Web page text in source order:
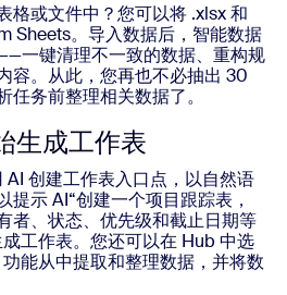
格或文件中？您可以将 .xlsx 和
Sheets。导入数据后，智能数据
一键清理不一致的数据、重构规
容。从此，您再也不必抽出 30
务前整理相关数据了。
生成工作表
创建工作表入口点，以自然语
提示 AI“创建一个项目跟踪表，
者、状态、优先级和截止日期等
工作表。您还可以在 Hub 中选
能从中提取和整理数据，并将数